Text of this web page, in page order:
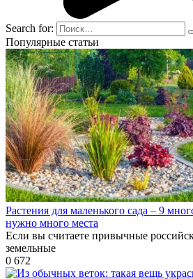
Search for:
Популярные статьи
Растения для маленького сада – 9
нужно много места
Если вы считаете привычные
земельные
0 672